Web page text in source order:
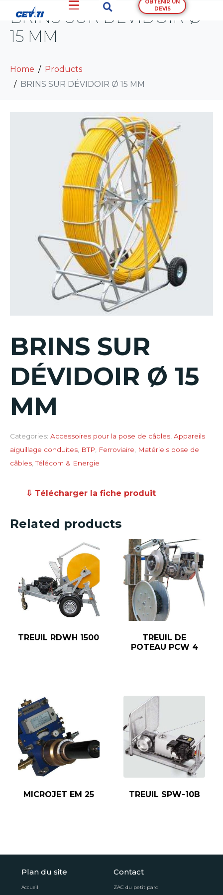
OBTENIR UN
DEVIS
BRINS SUR DÉVIDOIR Ø
15 MM
Home
Products
BRINS SUR DÉVIDOIR Ø 15 MM
BRINS SUR
DÉVIDOIR Ø 15
MM
Categories: Accessoires pour la pose de câbles Appareils
aiguillage conduites BTP Ferroviaire
Matériels pose de
câbles ,Télécom & Energie
⇩ Télécharger la fiche produit
Related products
TREUIL RDWH 1500
TREUIL DE
POTEAU PCW 4
MICROJET EM 25 TREUIL SPW-10B
Plan du site
Accueil
Contact
ZAC du petit parc